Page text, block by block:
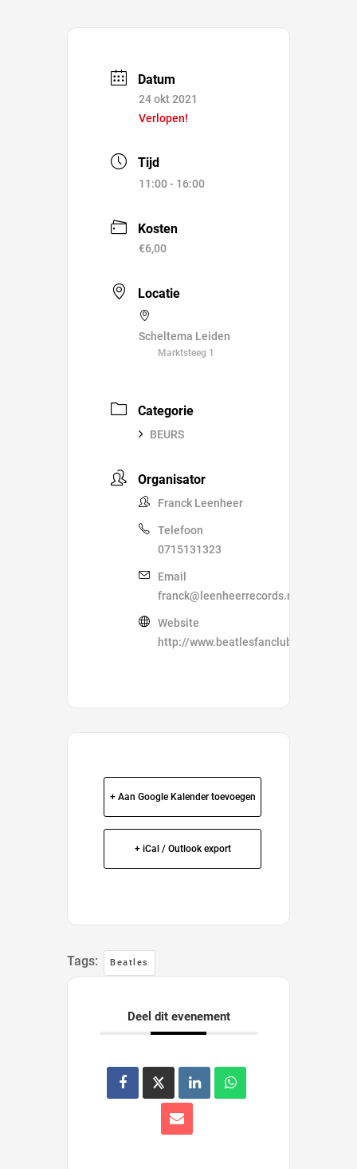
Datum
24 okt 2021
Verlopen!
Tijd
11:00 - 16:00
Kosten
€6,00
Locatie
Scheltema Leiden
Marktsteeg 1
Categorie
BEURS
Organisator
Franck Leenheer
Telefoon
0715131323
Email
franck@leenheerrecords.nl
Website
http://www.beatlesfanclub.nl
+ Aan Google Kalender toevoegen
+ iCal / Outlook export
Tags: Beatles
Deel dit evenement